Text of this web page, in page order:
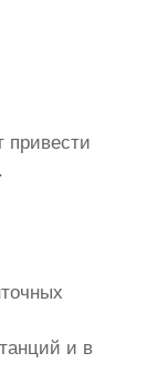
привести
и в